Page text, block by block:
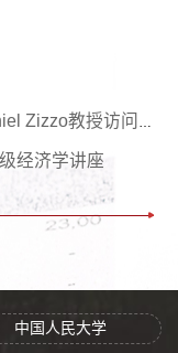
教授访问经济学院
经济学讲座
中国人民大学